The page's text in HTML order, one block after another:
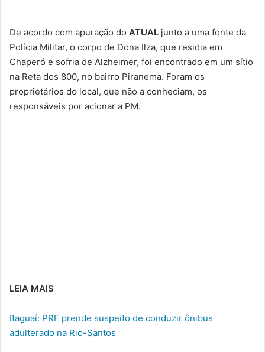
De acordo com apuração do ATUAL junto a uma fonte da
Polícia Militar, o corpo de Dona Ilza, que residia em
Chaperó e sofria de Alzheimer, foi encontrado em um sítio
na Reta dos 800, no bairro Piranema. Foram os
proprietários do local, que não a conheciam, os
responsáveis por acionar a PM.
LEIA MAIS
Itaguaí: PRF prende suspeito de conduzir ônibus
adulterado na Rio-Santos